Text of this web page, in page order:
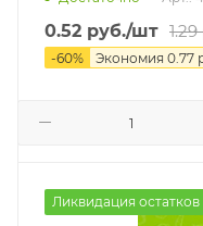
0.52 руб./шт 1.29
-60% Экономия 0.77
Ликвидация остатков